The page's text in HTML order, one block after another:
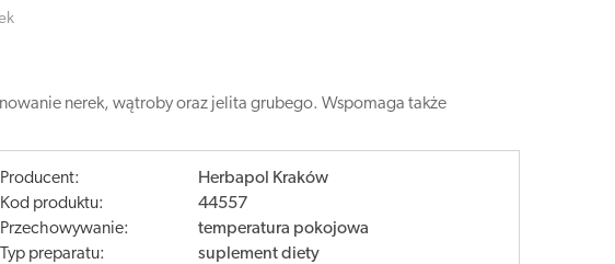
nerek, wątroby oraz jelita grubego. Wspomaga także
Producent:
Herbapol Kraków
Kod produktu:
44557
Przechowywanie:
temperatura pokojowa
Typ preparatu:
suplement diety